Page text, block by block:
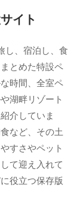
イト
し、宿泊し、食
とめた特設ペ
時間、全室ペ
湖畔リゾート
介していま
など、その土
すさやペット
て迎え入れて
役立つ保存版